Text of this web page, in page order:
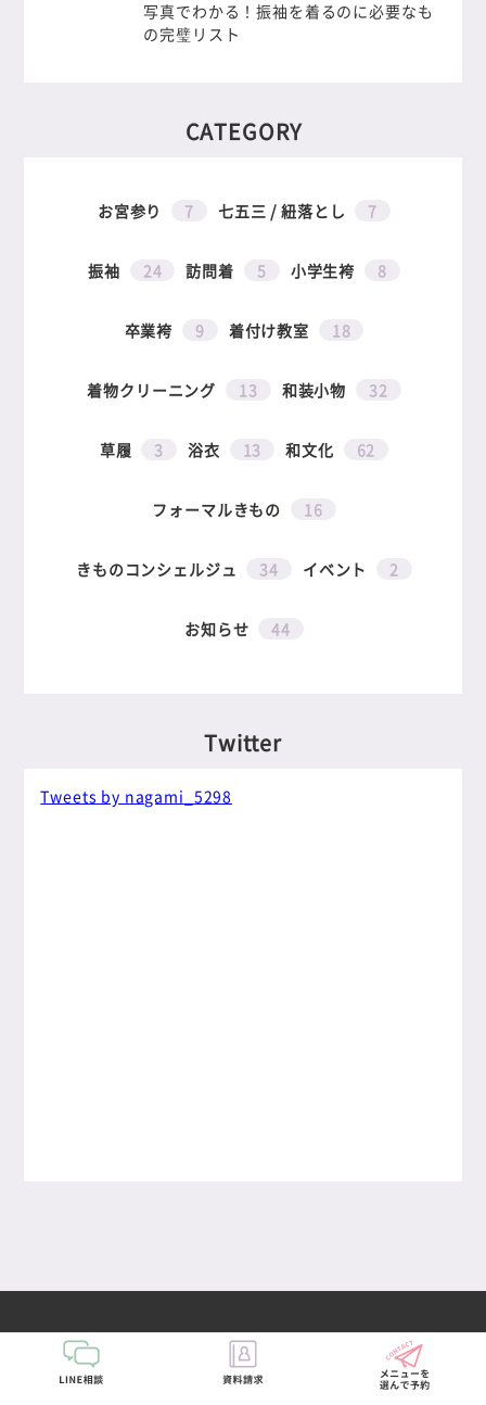
写真でわかる！振袖を着るのに必要なも
の完璧リスト
CATEGORY
お宮参り 7 七五三 / 紐落とし 7
振袖 24 訪問着 5 小学生袴 8
卒業袴 9 着付け教室 18
着物クリーニング 13 和装小物 32
草履 3 浴衣 13 和文化 62
フォーマルきもの 16
きものコンシェルジュ 34 イベント 2
お知らせ 44
Twitter
Tweets by nagami_5298
SERVICES